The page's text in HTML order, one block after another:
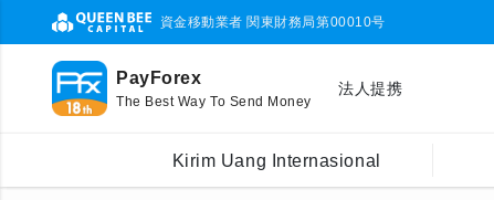
資金移動業者 関東財務局第00010号
PayForex
The Best Way To Send Money
法人提携
Kirim Uang Internasional